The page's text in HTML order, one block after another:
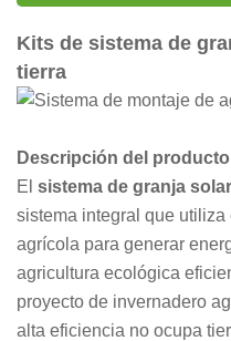
Kits de sistema de
tierra
Descripción del producto
El sistema de granja
sistema integral que
agrícola para generar
agricultura ecológica
proyecto de invernadero
alta eficiencia no ocupa